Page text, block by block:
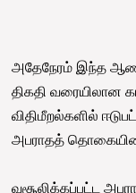
அதேநேரம் இந்த
திகதி வரையிலான
விதிமீறல்களில்
அபராதத்
வசூலிக்கப்பட்ட